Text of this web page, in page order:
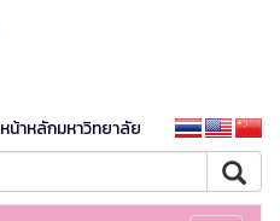
หน้าหลักมหาวิทยาลัย